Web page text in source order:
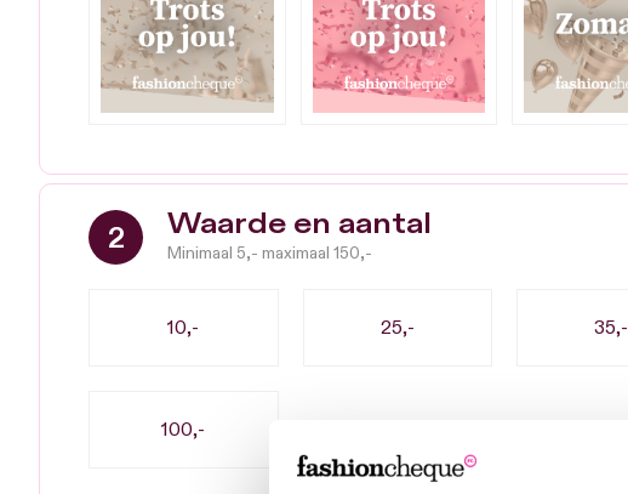
Waarde en aantal
Minimaal 5,- maximaal 150,-
10,- 25,- 35,-
100,-